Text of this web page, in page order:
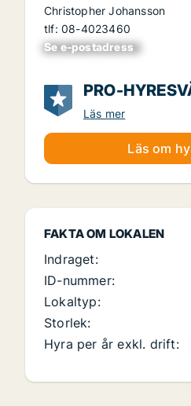
Christopher Johansson
tlf: 08-4023460
Se e-postadress
xxxxxxxxxxxxxxx
PRO-
Läs mer
Läs om
FAKTA OM LOKALEN
Indraget:
ID-nummer:
Lokaltyp:
Storlek:
Hyra per år exkl. drift: